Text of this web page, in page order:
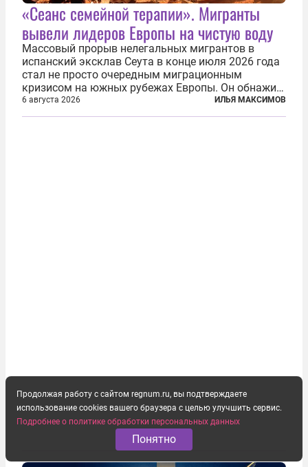
«Сеанс семейной терапии». Мигранты
вывели лидеров Европы на чистую воду
Массовый прорыв нелегальных мигрантов в
испанский эксклав Сеута в конце июля 2026 года
стал не просто очередным миграционным
кризисом на южных рубежах Европы. Он обнажил
фундаментальный раскол внутри Евросоюза,
продемонстрировав, что десятилетиями
6 августа 2026 ИЛЬЯ МАКСИМОВ
Продолжая работу с сайтом regnum.ru, вы подтверждаете
использование cookies вашего браузера с целью улучшить сервис.
Подробнее о политике обработки персональных данных
Понятно